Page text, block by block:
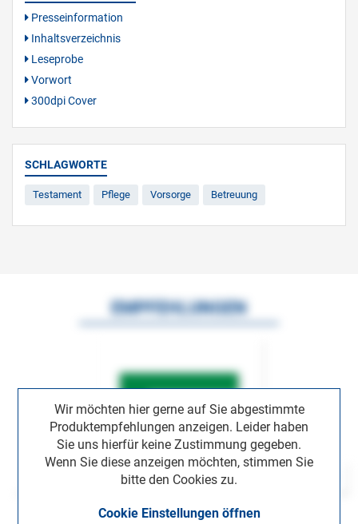
Presseinformation
Inhaltsverzeichnis
Leseprobe
Vorwort
300dpi Cover
SCHLAGWORTE
Testament Pflege Vorsorge Betreuung
Wir möchten hier gerne auf Sie abgestimmte
Produktempfehlungen anzeigen. Leider haben
Sie uns hierfür keine Zustimmung gegeben.
Wenn Sie diese anzeigen möchten, stimmen Sie
bitte den Cookies zu.
Cookie Einstellungen öffnen
EMPFEHLUNGEN